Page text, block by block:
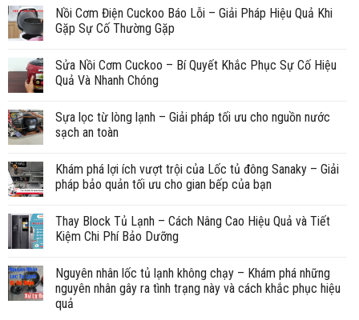
Nồi Cơm Điện Cuckoo Báo Lỗi – Giải Pháp Hiệu Quả Khi
Gặp Sự Cố Thường Gặp
Sửa Nồi Cơm Cuckoo – Bí Quyết Khắc Phục Sự Cố Hiệu
Quả Và Nhanh Chóng
Sựa lọc từ lòng lạnh – Giải pháp tối ưu cho nguồn nước
sạch an toàn
Khám phá lợi ích vượt trội của Lốc tủ đông Sanaky – Giải
pháp bảo quản tối ưu cho gian bếp của bạn
Thay Block Tủ Lạnh – Cách Nâng Cao Hiệu Quả và Tiết
Kiệm Chi Phí Bảo Dưỡng
Nguyên nhân lốc tủ lạnh không chạy – Khám phá những
nguyên nhân gây ra tình trạng này và cách khắc phục hiệu
quả